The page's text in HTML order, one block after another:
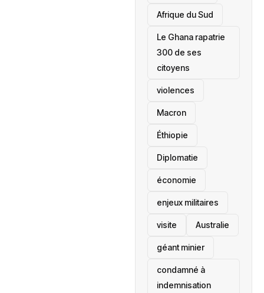
Afrique du Sud
Le Ghana rapatrie
300 de ses
citoyens
violences
Macron
Éthiopie
Diplomatie
économie
enjeux militaires
visite ‎Australie
géant minier
condamné à
indemnisation